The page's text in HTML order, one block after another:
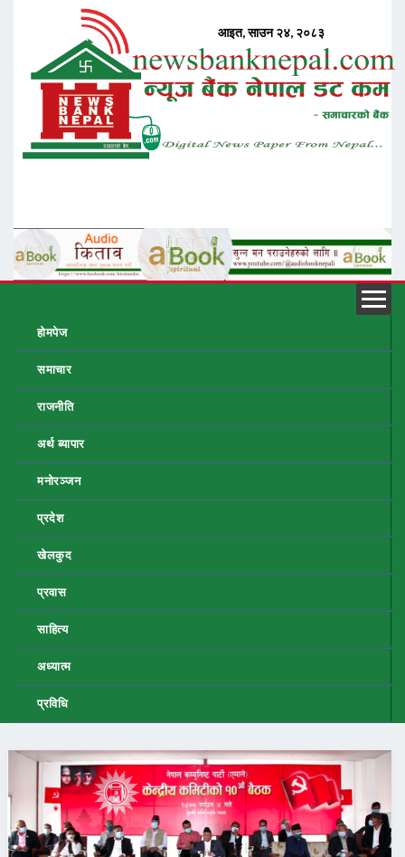
होमपेज
समाचार
राजनीति
अर्थ ब्यापार
मनोरञ्जन
प्रदेश
खेलकुद
प्रवास
साहित्य
अध्यात्म
प्रविधि